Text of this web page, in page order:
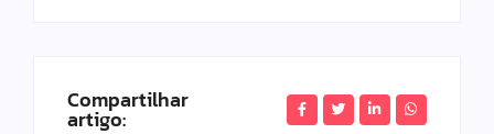
Compartilhar
artigo: